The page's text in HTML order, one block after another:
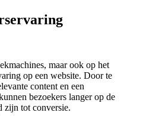
maar ook op het
op een website. Door te
content en een
bezoekers langer op de
zijn tot conversie.